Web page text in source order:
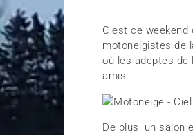
C'est ce weekend
motoneigistes de
où les adeptes
amis.
De plus, un salon